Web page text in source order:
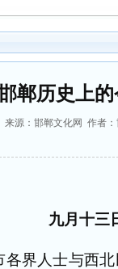
郸历史上的
源：邯郸文化网 作者：
九月十三
各界人士与西